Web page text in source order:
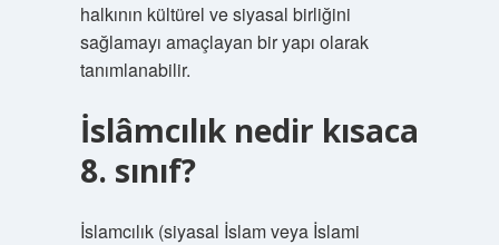
halkının kültürel ve siyasal birliğini
sağlamayı amaçlayan bir yapı olarak
tanımlanabilir.
İslâmcılık nedir kısaca
8. sınıf?
İslamcılık (siyasal İslam veya İslami